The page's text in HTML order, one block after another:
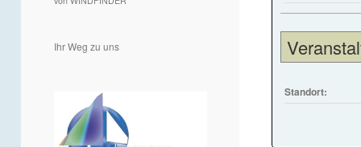
Ihr Weg zu uns
Standort: